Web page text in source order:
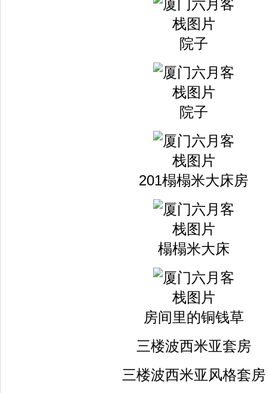
院子
院子
201榻榻米大床房
榻榻米大床
房间里的铜钱草
三楼波西米亚套房
三楼波西米亚风格套房